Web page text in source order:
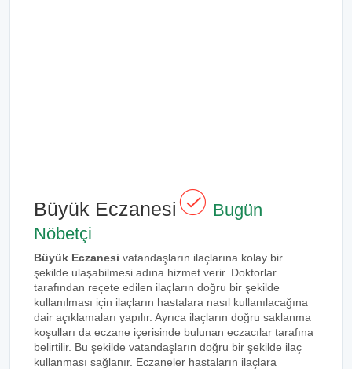
Büyük Eczanesi
Bugün
Nöbetçi
Büyük Eczanesi vatandaşların ilaçlarına kolay bir
şekilde ulaşabilmesi adına hizmet verir. Doktorlar
tarafından reçete edilen ilaçların doğru bir şekilde
kullanılması için ilaçların hastalara nasıl kullanılacağına
dair açıklamaları yapılır. Ayrıca ilaçların doğru saklanma
koşulları da eczane içerisinde bulunan eczacılar tarafına
belirtilir. Bu şekilde vatandaşların doğru bir şekilde ilaç
kullanması sağlanır. Eczaneler hastaların ilaçlara